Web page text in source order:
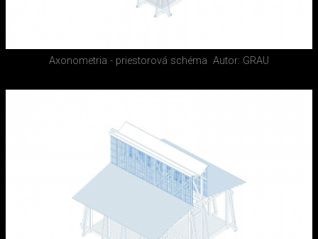
Axonometria - priestorová schéma Autor: GRAU